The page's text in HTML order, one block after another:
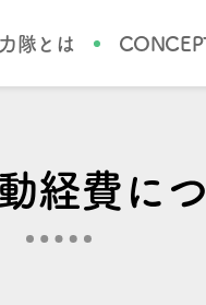
隊とは
経費に